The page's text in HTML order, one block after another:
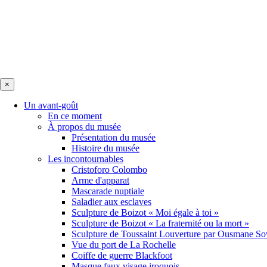
×
Un avant-goût
En ce moment
À propos du musée
Présentation du musée
Histoire du musée
Les incontournables
Cristoforo Colombo
Arme d'apparat
Mascarade nuptiale
Saladier aux esclaves
Sculpture de Boizot « Moi égale à toi »
Sculpture de Boizot « La fraternité ou la mort »
Sculpture de Toussaint Louverture par Ousmane
Vue du port de La Rochelle
Coiffe de guerre Blackfoot